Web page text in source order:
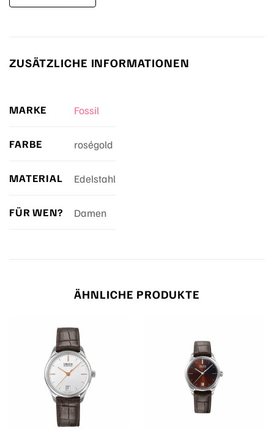
ZUSÄTZLICHE INFORMATIONEN
MARKE Fossil
FARBE roségold
MATERIAL Edelstahl
FÜR WEN? Damen
ÄHNLICHE PRODUKTE